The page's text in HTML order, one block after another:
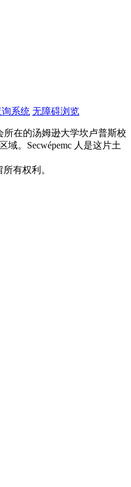
系统 无障碍浏览
在的汤姆逊大学坎卢普斯校
域。Secwépemc 人是这片土
有权利。